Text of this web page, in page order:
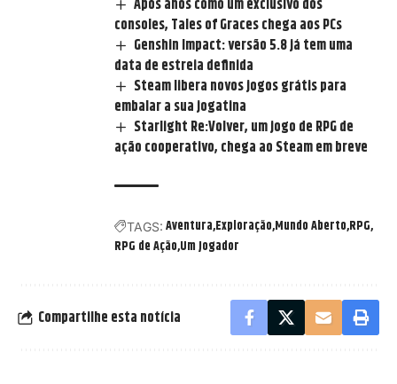
Após anos como um exclusivo dos
consoles, Tales of Graces chega aos PCs
Genshin Impact: versão 5.8 já tem uma
data de estreia definida
Steam libera novos jogos grátis para
embalar a sua jogatina
Starlight Re:Volver, um jogo de RPG de
ação cooperativo, chega ao Steam em breve
TAGS: Aventura Exploração Mundo Aberto RPG
RPG de Ação Um Jogador
Compartilhe esta notícia